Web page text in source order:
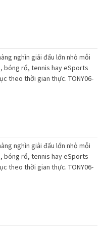
nghìn giải đấu lớn nhỏ mỗi
bóng rổ, tennis hay eSports
theo thời gian thực. TONY06-
nghìn giải đấu lớn nhỏ mỗi
bóng rổ, tennis hay eSports
theo thời gian thực. TONY06-